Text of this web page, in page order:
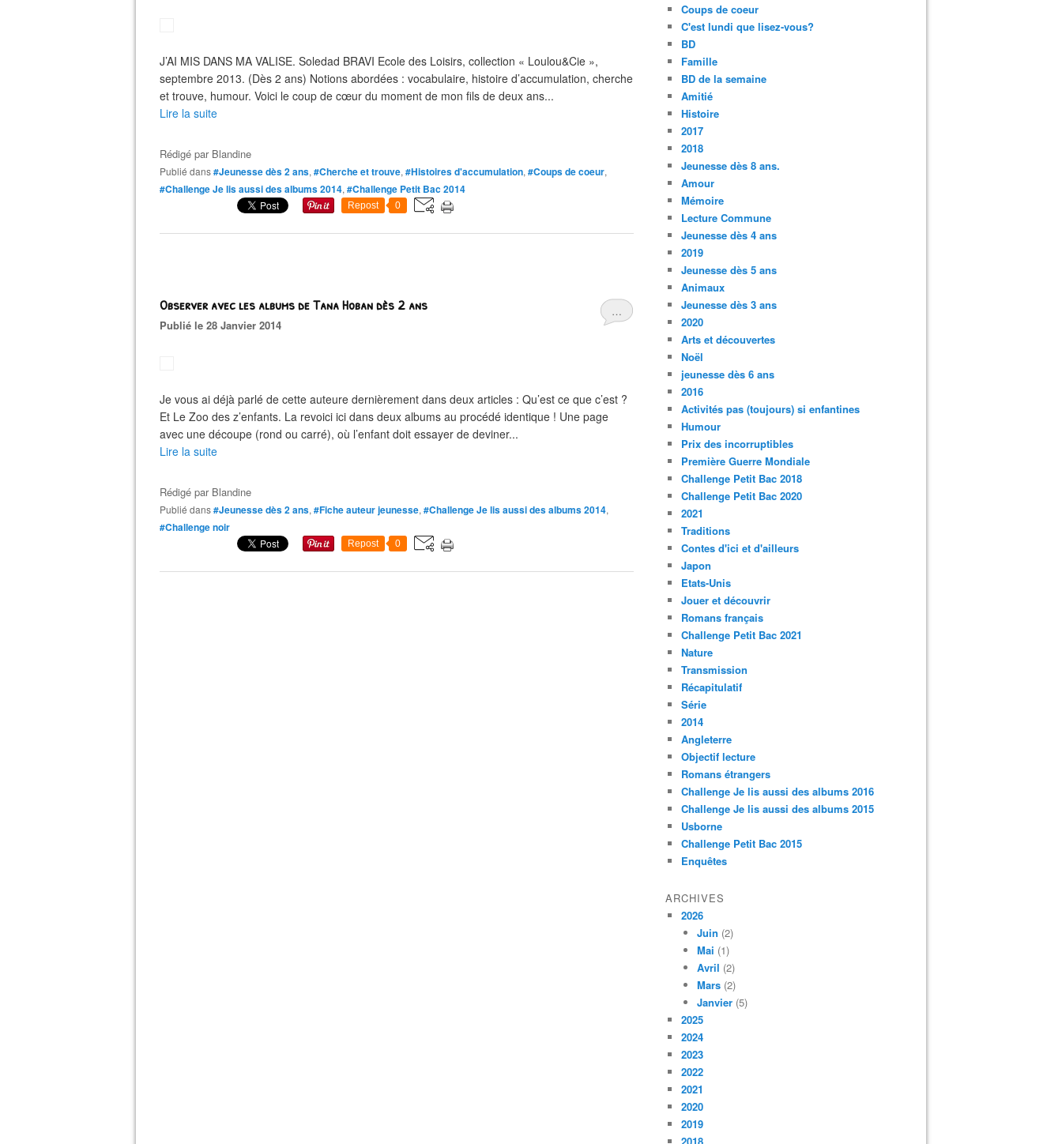
J’AI MIS DANS MA VALISE. Soledad BRAVI Ecole des Loisirs, collection « Loulou&Cie »,
septembre 2013. (Dès 2 ans) Notions abordées : vocabulaire, histoire d’accumulation, cherche
et trouve, humour. Voici le coup de cœur du moment de mon fils de deux ans...
Lire la suite
Rédigé par Blandine
Publié dans#Jeunesse dès 2 ans, #Cherche et trouve, #Histoires d'accumulation, #Coups de coeur,
#Challenge Je lis aussi des albums 2014, #Challenge Petit Bac 2014
Repost 0
…
Observer avec les albums de Tana Hoban dès 2 ans
Publié le 28 Janvier 2014
Je vous ai déjà parlé de cette auteure dernièrement dans deux articles : Qu’est ce que c’est ?
Et Le Zoo des z’enfants. La revoici ici dans deux albums au procédé identique ! Une page
avec une découpe (rond ou carré), où l’enfant doit essayer de deviner...
Lire la suite
Rédigé par Blandine
Publié dans#Jeunesse dès 2 ans, #Fiche auteur jeunesse, #Challenge Je lis aussi des albums 2014,
#Challenge noir
Repost 0
Coups de coeur
C'est lundi que lisez-vous?
BD
Famille
BD de la semaine
Amitié
Histoire
2017
2018
Jeunesse dès 8 ans.
Amour
Mémoire
Lecture Commune
Jeunesse dès 4 ans
2019
Jeunesse dès 5 ans
Animaux
Jeunesse dès 3 ans
2020
Arts et découvertes
Noël
jeunesse dès 6 ans
2016
Activités pas (toujours) si enfantines
Humour
Prix des incorruptibles
Première Guerre Mondiale
Challenge Petit Bac 2018
Challenge Petit Bac 2020
2021
Traditions
Contes d'ici et d'ailleurs
Japon
Etats-Unis
Jouer et découvrir
Romans français
Challenge Petit Bac 2021
Nature
Transmission
Récapitulatif
Série
2014
Angleterre
Objectif lecture
Romans étrangers
Challenge Je lis aussi des albums 2016
Challenge Je lis aussi des albums 2015
Usborne
Challenge Petit Bac 2015
Enquêtes
ARCHIVES
2026
Juin (2)
Mai (1)
Avril (2)
Mars (2)
Janvier (5)
2025
2024
2023
2022
2021
2020
2019